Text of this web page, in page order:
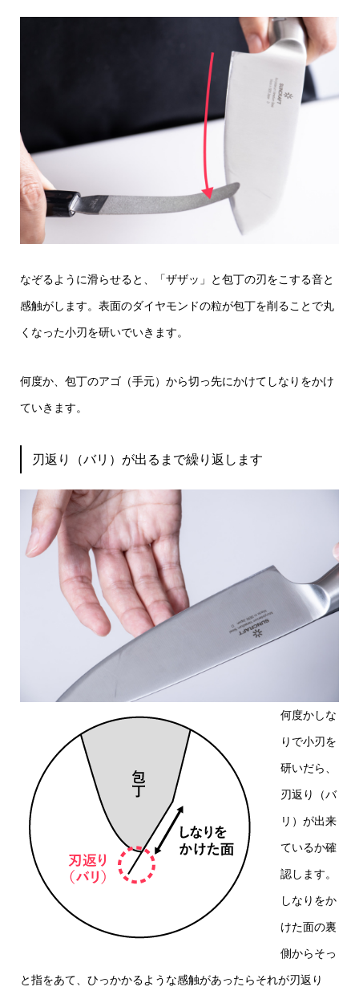
なぞるように滑らせると、「ザザッ」と包丁の刃をこする音と
感触がします。表面のダイヤモンドの粒が包丁を削ることで丸
くなった小刃を研いでいきます。
何度か、包丁のアゴ（手元）から切っ先にかけてしなりをかけ
ていきます。
刃返り（バリ）が出るまで繰り返します
何度かしな
りで小刃を
研いだら、
刃返り（バ
リ）が出来
ているか確
認します。
しなりをか
けた面の裏
側からそっ
と指をあて、ひっかかるような感触があったらそれが刃返り